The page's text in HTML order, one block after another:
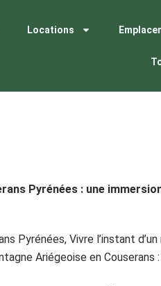
Locations
Pyrénées : une
Pyrénées, Vivre l’instant
Ariégeoise en